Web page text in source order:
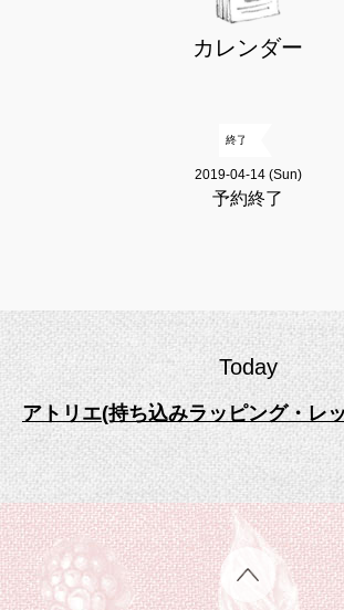
カレンダー
終了
2019-04-14 (Sun)
予約終了
Today
アトリエ(持ち込みラッピング・レ